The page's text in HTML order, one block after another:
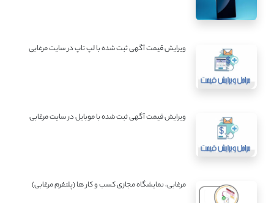
ویرایش قیمت آگهی ثبت شده با لپ تاپ در سایت مرغابی
ویرایش قیمت آگهی ثبت شده با موبایل در سایت مرغابی
مرغابی، نمایشگاه مجازی کسب و کار ها (پلتفرم مرغابی)